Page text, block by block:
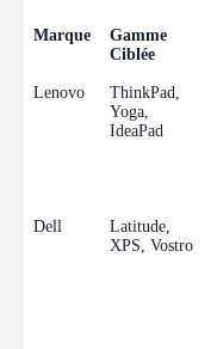
Marque
Gamme
Ciblée
Marque
Gamme
Ciblée
Lenovo
ThinkPad,
Yoga,
IdeaPad
Dell
Latitude,
XPS, Vostro